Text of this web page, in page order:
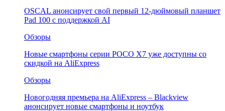
OSCAL анонсирует свой первый 12-дюймовый планшет
Pad 100 с поддержкой AI
Обзоры
Новые смартфоны серии POCO X7 уже доступны со
скидкой на AliExpress
Обзоры
Новогодняя премьера на AliExpress – Blackview
анонсирует новые смартфоны и ноутбук